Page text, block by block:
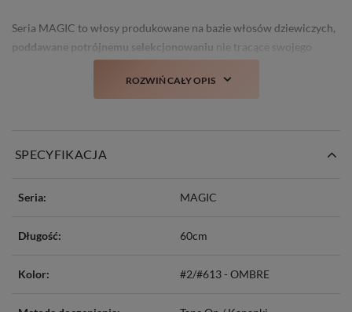
Seria MAGIC to włosy produkowane na bazie włosów dziewiczych,
poddawane potrójnemu selekcjonowaniu nie tracące swojego
świeżego wyglądu i struktury nawet po kilku myciach.
Prawdziwa nowość itotalny TOP włosów doczepianych w Polsce!
ROZWIŃ CAŁY OPIS
SPECYFIKACJA
Seria: MAGIC
Długość: 60cm
Kolor: #2/#613 - OMBRE